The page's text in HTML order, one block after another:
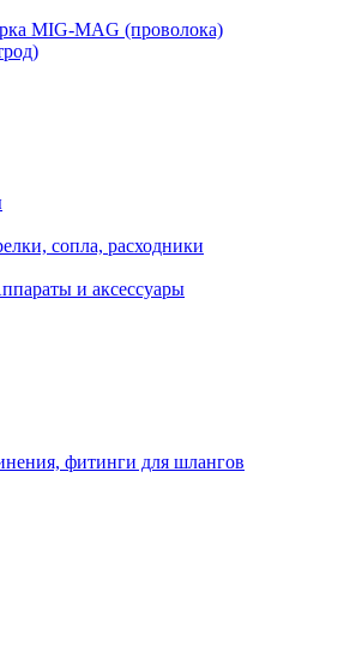
MIG-MAG (проволока)
сопла, расходники
и аксессуары
фитинги для шлангов